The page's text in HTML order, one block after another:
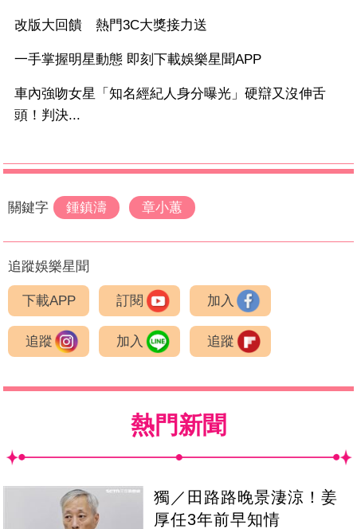
改版大回饋 熱門3C大獎接力送
一手掌握明星動態 即刻下載娛樂星聞APP
車內強吻女星「知名經紀人身分曝光」硬辯又沒伸舌
頭！判決...
關鍵字 鍾鎮濤 章小蕙
追蹤娛樂星聞
下載APP 訂閱 加入
追蹤 加入 追蹤
熱門新聞
獨／田路路晚景淒涼！姜
厚任3年前早知情